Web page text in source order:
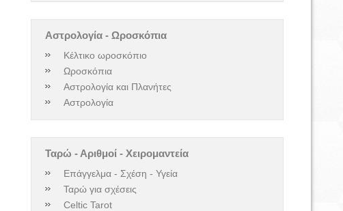
Αστρολογία - Ωροσκόπια
Κέλτικο ωροσκόπιο
Ωροσκόπια
Αστρολογία και Πλανήτες
Αστρολογία
Ταρώ - Αριθμοί - Χειρομαντεία
Επάγγελμα - Σχέση - Υγεία
Ταρώ για σχέσεις
Celtic Tarot